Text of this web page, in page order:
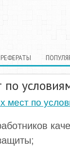
по
мест по